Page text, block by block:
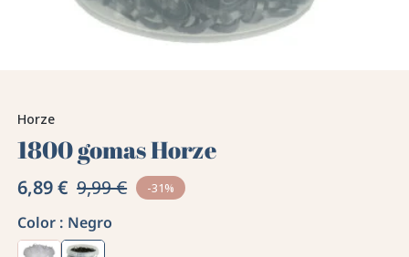
Horze
1800 gomas Horze
6,89 € 9,99 € -31%
Color : Negro